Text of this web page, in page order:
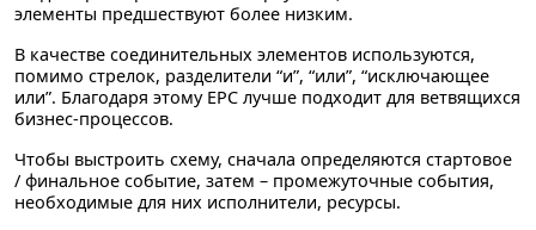
элементы предшествуют более низким.
В качестве соединительных элементов используются,
помимо стрелок, разделители “и”, “или”, “исключающее
или”. Благодаря этому EPC лучше подходит для ветвящихся
бизнес-процессов.
Чтобы выстроить схему, сначала определяются стартовое
/ финальное событие, затем – промежуточные события,
необходимые для них исполнители, ресурсы.